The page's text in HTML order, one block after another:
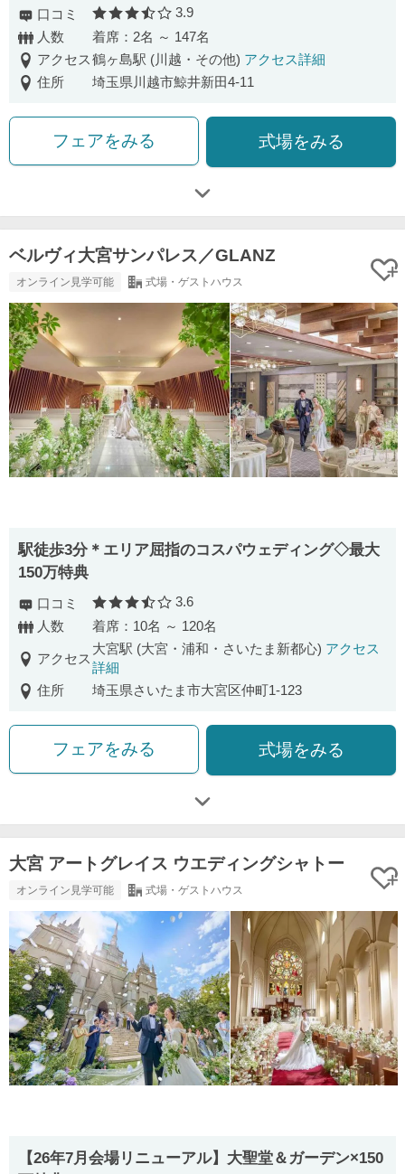
口コミ 口コミ評価
3.9
人数
着席：2名 ～ 147名
アクセス鶴ヶ島駅 (川越・その他) アクセス詳細
住所
埼玉県川越市鯨井新田4-11
フェアをみる 式場をみる
ベルヴィ大宮サンパレス／GLANZ
オンライン見学可能 式場・ゲストハウス
駅徒歩3分＊エリア屈指のコスパウェディング◇最大
150万特典
口コミ 口コミ評価
3.6
人数
着席：10名 ～ 120名
アクセス
大宮駅 (大宮・浦和・さいたま新都心) アクセス
詳細
住所
埼玉県さいたま市大宮区仲町1-123
フェアをみる 式場をみる
大宮 アートグレイス ウエディングシャトー
オンライン見学可能 式場・ゲストハウス
【26年7月会場リニューアル】大聖堂＆ガーデン×150